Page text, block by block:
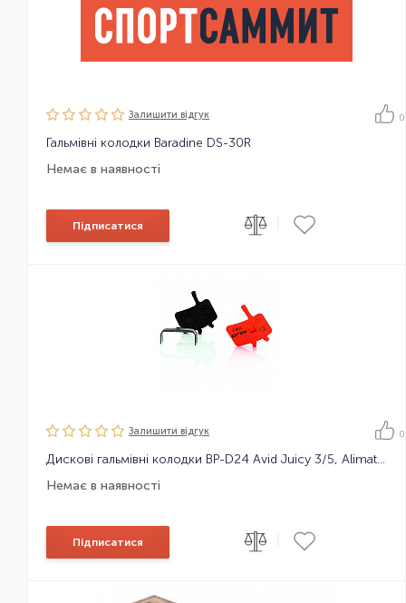
Залишити вiдгук 0
Гальмівні колодки Baradine DS-30R
Немає в наявності
Підписатися
Залишити вiдгук 0
Дискові гальмівні колодки BP-D24 Avid Juicy 3/5, Alimate, органіч
Немає в наявності
Підписатися